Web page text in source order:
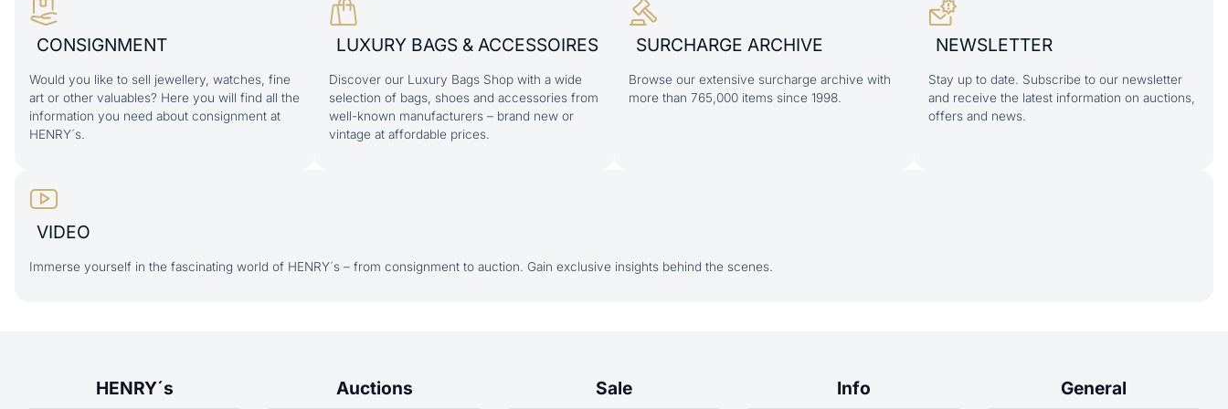
CONSIGNMENT
Would you like to sell jewellery, watches, fine
art or other valuables? Here you will find all the
information you need about consignment at
HENRY´s.
LUXURY BAGS & ACCESSOIRES
Discover our Luxury Bags Shop with a wide
selection of bags, shoes and accessories from
well-known manufacturers – brand new or
vintage at affordable prices.
SURCHARGE ARCHIVE
Browse our extensive surcharge archive with
more than 765,000 items since 1998.
NEWSLETTER
Stay up to date. Subscribe to our newsletter
and receive the latest information on auctions,
offers and news.
VIDEO
Immerse yourself in the fascinating world of HENRY´s – from consignment to auction. Gain exclusive insights behind the scenes.
HENRY´s Auctions Sale Info General